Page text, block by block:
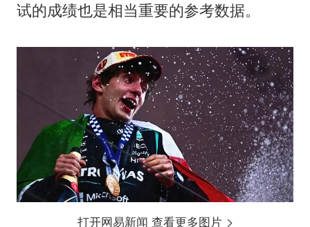
试的成绩也是相当重要的参考数据。
打开网易新闻 查看更多图片